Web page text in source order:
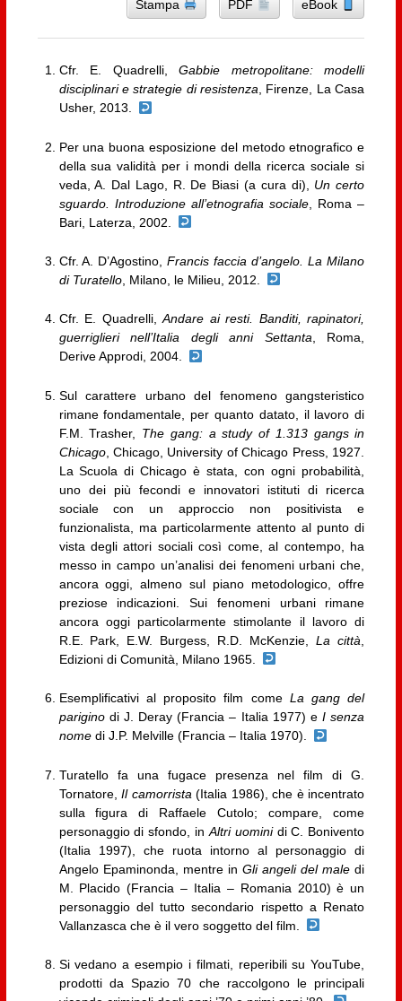
Stampa PDF eBook
Cfr. E. Quadrelli,Gabbie metropolitane: modelli
disciplinari e strategie di resistenza, Firenze, La Casa
Usher, 2013.
Per una buona esposizione del metodo etnografico e
della sua validità per i mondi della ricerca sociale si
veda, A. Dal Lago, R. De Biasi (a cura di), Un certo
sguardo. Introduzione all’etnografia sociale, Roma –
Bari, Laterza, 2002.
Cfr. A. D’Agostino,Francis faccia d’angelo. La Milano
di Turatello, Milano, le Milieu, 2012.
Cfr. E. Quadrelli,Andare ai resti. Banditi, rapinatori,
guerriglieri nell’Italia degli anni Settanta, Roma,
Derive Approdi, 2004.
Sul carattere urbano del fenomeno gangsteristico
rimane fondamentale, per quanto datato, il lavoro di
F.M. Trasher, The gang: a study of 1.313 gangs in
Chicago, Chicago, University of Chicago Press, 1927.
La Scuola di Chicago è stata, con ogni probabilità,
uno dei più fecondi e innovatori istituti di ricerca
sociale con un approccio non positivista e
funzionalista, ma particolarmente attento al punto di
vista degli attori sociali così come, al contempo, ha
messo in campo un’analisi dei fenomeni urbani che,
ancora oggi, almeno sul piano metodologico, offre
preziose indicazioni. Sui fenomeni urbani rimane
ancora oggi particolarmente stimolante il lavoro di
R.E. Park, E.W. Burgess, R.D. McKenzie,La città
Edizioni di Comunità, Milano 1965.
Esemplificativi al proposito film come La gang del
pariginodi J. Deray (Francia – Italia 1977) eI senza
nomedi J.P. Melville (Francia – Italia 1970).
Turatello fa una fugace presenza nel film di G.
Tornatore,Il camorrista (Italia 1986), che è incentrato
sulla figura di Raffaele Cutolo; compare, come
personaggio di sfondo, in Altri uominidi C. Bonivento
(Italia 1997), che ruota intorno al personaggio di
Angelo Epaminonda, mentre in Gli angeli del male di
M. Placido (Francia – Italia – Romania 2010) è un
personaggio del tutto secondario rispetto a Renato
Vallanzasca che è il vero soggetto del film.
Si vedano a esempio i filmati, reperibili su YouTube,
prodotti da Spazio 70 che raccolgono le principali